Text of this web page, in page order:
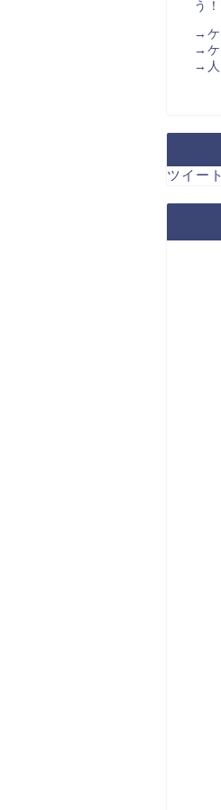
う！
→ケ
→ケ
→人
ツイート